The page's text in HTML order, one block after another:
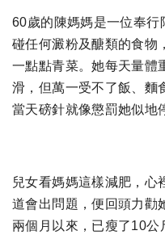
60歲的陳媽媽是一位奉行
碰任何澱粉及醣類的食物
一點點青菜。她每天量體
滑，但萬一受不了飯、麵
當天磅針就像懲罰她似地
兒女看媽媽這樣減肥，心
道會出問題，便回頭力勸
兩個月以來，已瘦了10